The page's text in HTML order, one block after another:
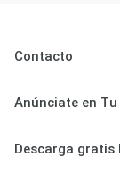
Contacto
Anúnciate en Tu
Descarga gratis